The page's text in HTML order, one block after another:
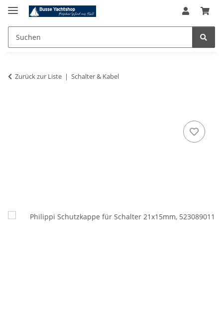
Zurück zur Liste Schalter & Kabel